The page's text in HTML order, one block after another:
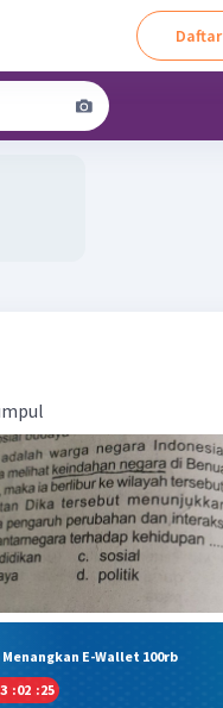
Daftar
E-Wallet 100rb
:02 :25